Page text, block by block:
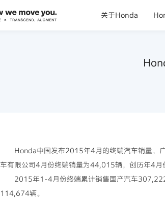
关于Honda
Honda中国发布2015年4月的终端汽车销量，
车有限公司4月份终端销量为44,015辆，创历年4
2015年1-4月份终端累计销售国产汽车
114,674辆。